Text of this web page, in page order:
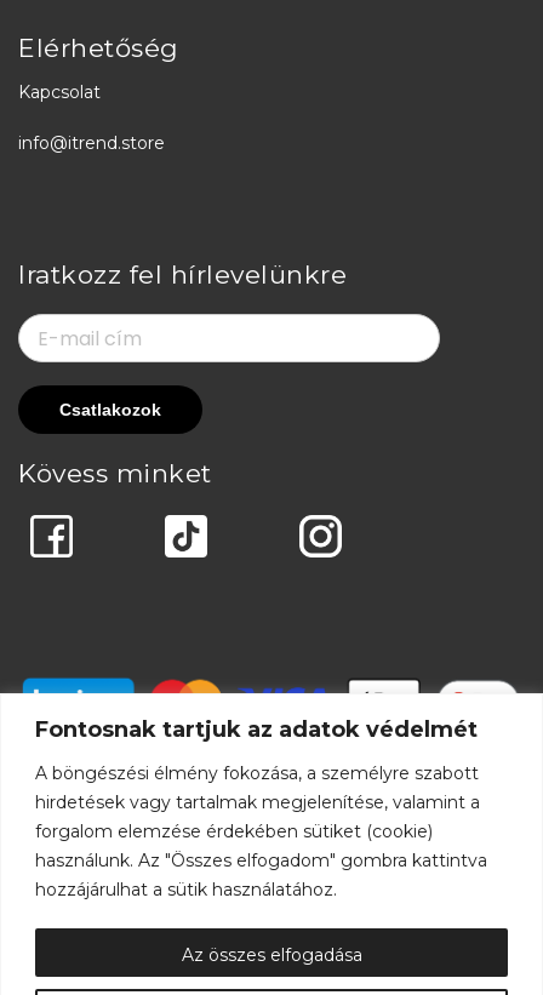
Fontosnak tartjuk az adatok védelmét
A böngészési élmény fokozása, a személyre szabott
hirdetések vagy tartalmak megjelenítése, valamint a
forgalom elemzése érdekében sütiket (cookie)
használunk. Az "Összes elfogadom" gombra kattintva
hozzájárulhat a sütik használatához.
Az összes elfogadása
Elérhetőség
Kapcsolat
info@itrend.store
Iratkozz fel hírlevelünkre
Kövess minket